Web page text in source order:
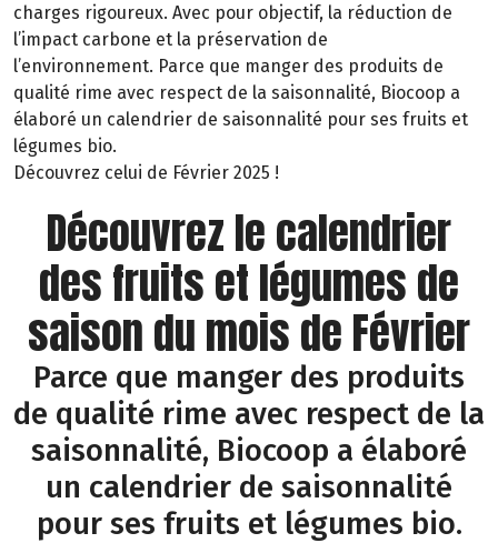
charges rigoureux. Avec pour objectif, la réduction de
l’impact carbone et la préservation de
l’environnement. Parce que manger des produits de
qualité rime avec respect de la saisonnalité, Biocoop a
élaboré un calendrier de saisonnalité pour ses fruits et
légumes bio.
Découvrez celui de Février 2025 !
Découvrez le calendrier
des fruits et légumes de
saison du mois de Février
Parce que manger des produits
de qualité rime avec respect de la
saisonnalité, Biocoop a élaboré
un calendrier de saisonnalité
pour ses fruits et légumes bio.